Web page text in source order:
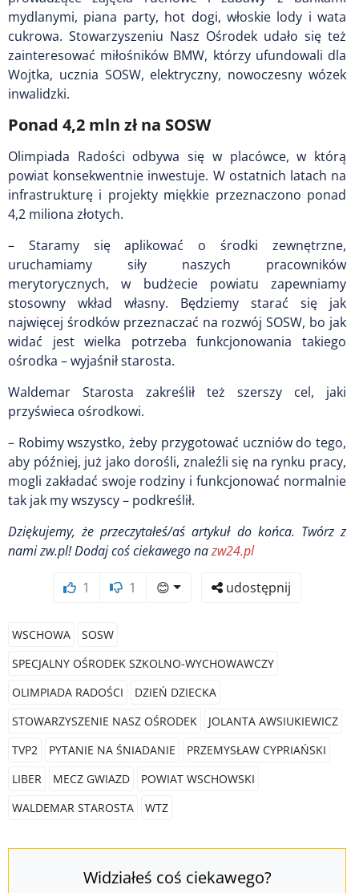
mydlanymi, piana party, hot dogi, włoskie lody i wata
cukrowa. Stowarzyszeniu Nasz Ośrodek udało się też
zainteresować miłośników BMW, którzy ufundowali dla
Wojtka, ucznia SOSW, elektryczny, nowoczesny wózek
inwalidzki.
Ponad 4,2 mln zł na SOSW
Olimpiada Radości odbywa się w placówce, w którą
powiat konsekwentnie inwestuje. W ostatnich latach na
infrastrukturę i projekty miękkie przeznaczono ponad
4,2 miliona złotych.
– Staramy się aplikować o środki zewnętrzne,
uruchamiamy siły naszych pracowników
merytorycznych, w budżecie powiatu zapewniamy
stosowny wkład własny. Będziemy starać się jak
najwięcej środków przeznaczać na rozwój SOSW, bo jak
widać jest wielka potrzeba funkcjonowania takiego
ośrodka – wyjaśnił starosta.
Waldemar Starosta zakreślił też szerszy cel, jaki
przyświeca ośrodkowi.
– Robimy wszystko, żeby przygotować uczniów do tego,
aby później, już jako dorośli, znaleźli się na rynku pracy,
mogli zakładać swoje rodziny i funkcjonować normalnie
tak jak my wszyscy – podkreślił.
Dziękujemy, że przeczytałeś/aś artykuł do końca. Twórz z
nami zw.pl! Dodaj coś ciekawego nazw24.pl
1 1 😊 udostępnij
WSCHOWA
SOSW
SPECJALNY OŚRODEK SZKOLNO-WYCHOWAWCZY
OLIMPIADA RADOŚCI
DZIEŃ DZIECKA
STOWARZYSZENIE NASZ OŚRODEK
JOLANTA AWSIUKIEWICZ
TVP2
PYTANIE NA ŚNIADANIE
PRZEMYSŁAW CYPRIAŃSKI
LIBER
MECZ GWIAZD
POWIAT WSCHOWSKI
WALDEMAR STAROSTA
WTZ
Widziałeś coś ciekawego?